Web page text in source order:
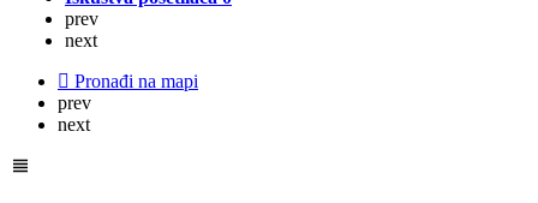
prev
next
Pronađi na mapi
prev
next